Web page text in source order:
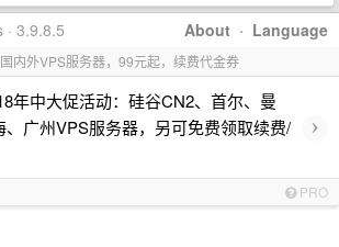
About · Language
· 3.9.8.5
内外VPS服务器，99元起，续费代金券
年中大促活动：硅谷CN2、首尔、曼
广州VPS服务器，另可免费领取续费/
›
PRO